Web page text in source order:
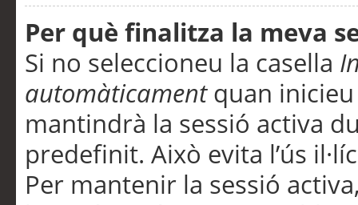
Per què finalitza la meva
Si no seleccioneu la casella
automàticamentquan inicieu
mantindrà la sessió activa
predefinit. Això evita l’ús
Per mantenir la sessió